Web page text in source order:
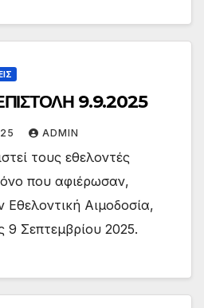
9.9.2025
ADMIN
τους εθελοντές
που αφιέρωσαν,
Αιμοδοσία,
9 Σεπτεμβρίου 2025.